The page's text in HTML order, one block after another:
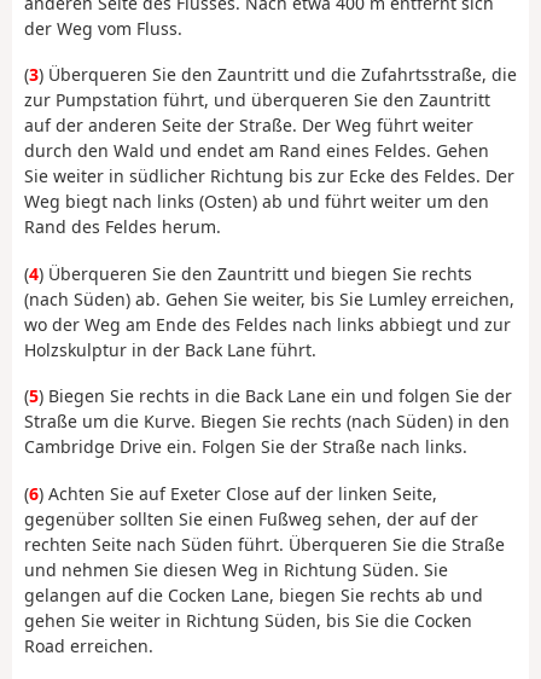
der Weg vom Fluss.
(3) Überqueren Sie den Zauntritt und die Zufahrtsstraße, die
zur Pumpstation führt, und überqueren Sie den Zauntritt
auf der anderen Seite der Straße. Der Weg führt weiter
durch den Wald und endet am Rand eines Feldes. Gehen
Sie weiter in südlicher Richtung bis zur Ecke des Feldes. Der
Weg biegt nach links (Osten) ab und führt weiter um den
Rand des Feldes herum.
(4) Überqueren Sie den Zauntritt und biegen Sie rechts
(nach Süden) ab. Gehen Sie weiter, bis Sie Lumley erreichen,
wo der Weg am Ende des Feldes nach links abbiegt und zur
Holzskulptur in der Back Lane führt.
(5) Biegen Sie rechts in die Back Lane ein und folgen Sie der
Straße um die Kurve. Biegen Sie rechts (nach Süden) in den
Cambridge Drive ein. Folgen Sie der Straße nach links.
(6) Achten Sie auf Exeter Close auf der linken Seite,
gegenüber sollten Sie einen Fußweg sehen, der auf der
rechten Seite nach Süden führt. Überqueren Sie die Straße
und nehmen Sie diesen Weg in Richtung Süden. Sie
gelangen auf die Cocken Lane, biegen Sie rechts ab und
gehen Sie weiter in Richtung Süden, bis Sie die Cocken
Road erreichen.